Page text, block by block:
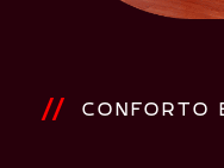
CONFORTO